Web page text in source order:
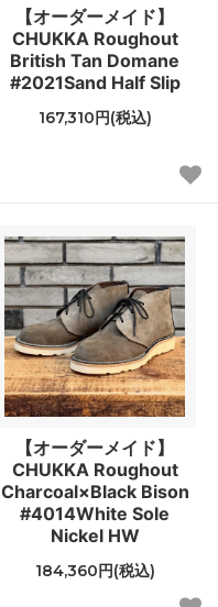
【オーダーメイド】
CHUKKA Roughout
British Tan Domane
#2021Sand Half Slip
167,310円(税込)
【オーダーメイド】
CHUKKA Roughout
Charcoal×Black Bison
#4014White Sole
Nickel HW
184,360円(税込)